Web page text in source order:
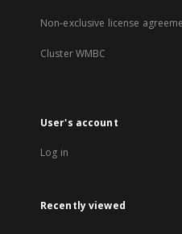
Non-exclusive license
Cluster WMBC
User's account
Log in
Recently viewed